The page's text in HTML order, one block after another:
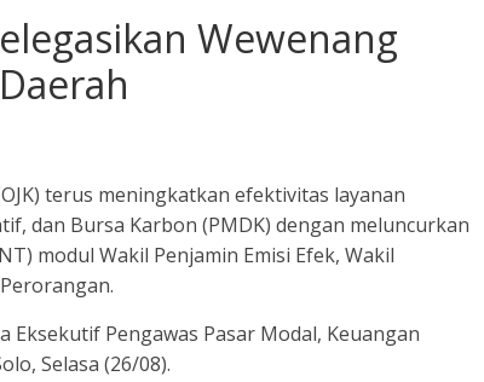
Wewenang
terus meningkatkan efektivitas layanan
dan Bursa Karbon (PMDK) dengan meluncurkan
modul Wakil Penjamin Emisi Efek, Wakil
Eksekutif Pengawas Pasar Modal, Keuangan
Selasa (26/08).